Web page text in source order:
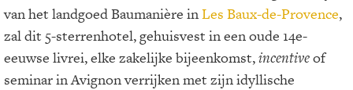
van het landgoed Baumanière inLes Baux-de-Provence,
zal dit 5-sterrenhotel, gehuisvest in een oude 14e-
eeuwse livrei, elke zakelijke bijeenkomst,incentiveof
seminar in Avignon verrijken met zijn idyllische